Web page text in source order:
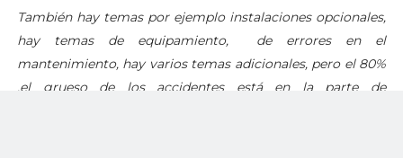
También hay temas por ejemplo instalaciones opcionales,
hay temas de equipamiento, de errores en el
mantenimiento, hay varios temas adicionales, pero el 80%
,el grueso de los accidentes está en la parte de